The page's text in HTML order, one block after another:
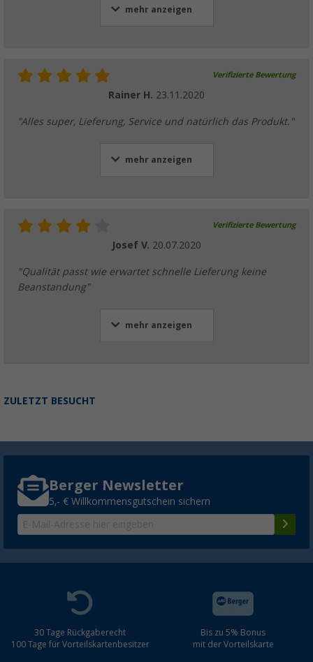
mehr anzeigen
Verifizierte Bewertung
Rainer H. 23.11.2020
"Alles super, Lieferung, Service und natürlich das Produkt."
mehr anzeigen
Verifizierte Bewertung
Josef V. 20.07.2020
"Qualität passt wie erwartet schnelle Lieferung keine
Beanstandung"
mehr anzeigen
ZULETZT BESUCHT
Berger Newsletter
5,- € Willkommensgutschein sichern
30 Tage Rückgaberecht
100 Tage für Vorteilskartenbesitzer
Bis zu 5% Bonus
mit der Vorteilskarte